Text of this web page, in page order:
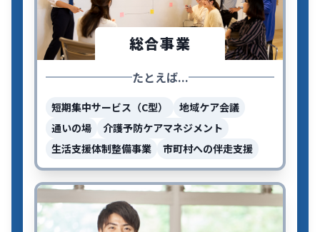
総合事業
たとえば...
短期集中サービス（C型）
地域ケア会議
通いの場
介護予防ケアマネジメント
生活支援体制整備事業
市町村への伴走支援